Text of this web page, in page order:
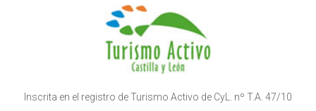
Inscrita en el registro de Turismo Activo de CyL. nº T.A. 47/10